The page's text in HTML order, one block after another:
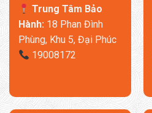
Trung Tâm Bảo
Hành:18 Phan Đình
Phùng, Khu 5, Đại Phúc
19008172